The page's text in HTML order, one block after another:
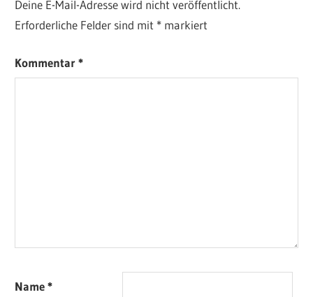
Deine E-Mail-Adresse wird nicht veröffentlicht.
Erforderliche Felder sind mit * markiert
Kommentar*
Name*